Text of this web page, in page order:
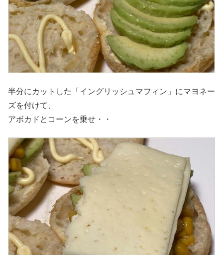
半分にカットした「イングリッシュマフィン」にマヨネー
ズを付けて、
アボカドとコーンを乗せ・・